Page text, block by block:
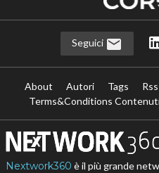
Seguici
About Autori Tags
Terms&Conditions
Nextwork360 è il più grande